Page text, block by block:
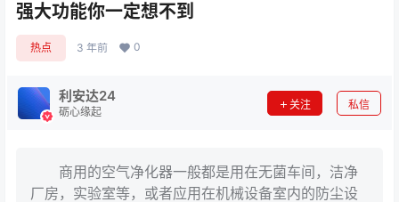
强大功能你一定想不到
热点 3 年前 0
利安达24
砺心缘起
关注 私信
商用的空气净化器一般都是用在无菌车间，洁净
厂房，实验室等，或者应用在机械设备室内的防尘设